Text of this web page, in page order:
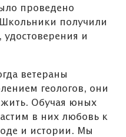
проведено
получили
удостоверения и
ветераны
геологов, они
жить. Обучая юных
в них любовь к
и истории. Мы